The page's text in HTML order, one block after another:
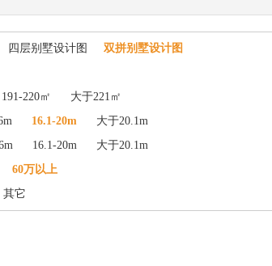
四层别墅设计图
双拼别墅设计图
191-220㎡
大于221㎡
16.1-20m
大于20.1m
16.1-20m
大于20.1m
60万以上
其它